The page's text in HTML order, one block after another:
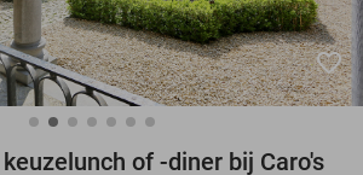
favorite_border
of -diner bij Caro's